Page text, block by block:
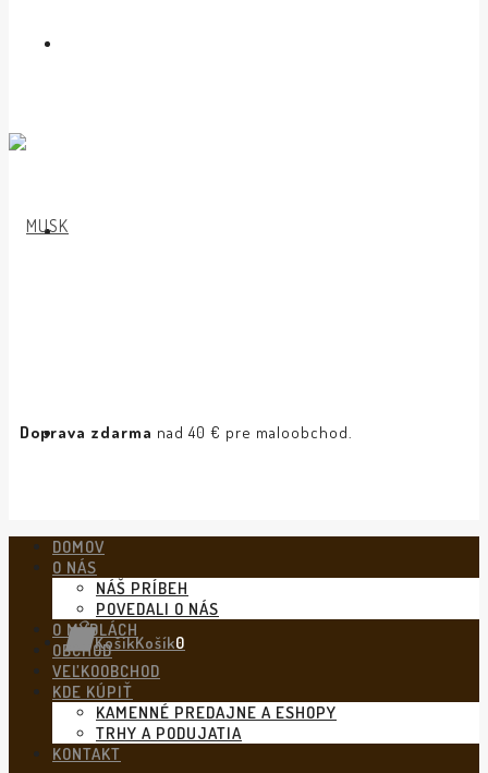
Doprava zdarma nad 40 € pre maloobchod.
KošíkKošík0
DOMOV
O NÁS
NÁŠ PRÍBEH
POVEDALI O NÁS
O MYDLÁCH
OBCHOD
VEĽKOOBCHOD
KDE KÚPIŤ
KAMENNÉ PREDAJNE A ESHOPY
TRHY A PODUJATIA
KONTAKT